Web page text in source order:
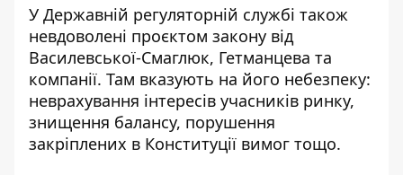
У Державній регуляторній службі також
невдоволені проєктом закону від
Василевської-Смаглюк, Гетманцева та
компанії. Там вказують на його небезпеку:
неврахування інтересів учасників ринку,
знищення балансу, порушення
закріплених в Конституції вимог тощо.